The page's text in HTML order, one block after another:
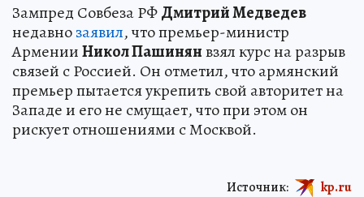
Зампред Совбеза РФДмитрий Медведев
недавнозаявил, что премьер-министр
АрменииНикол Пашинянвзял курс на разрыв
связей с Россией. Он отметил, что армянский
премьер пытается укрепить свой авторитет на
Западе и его не смущает, что при этом он
рискует отношениями с Москвой.
Источник: kp.ru